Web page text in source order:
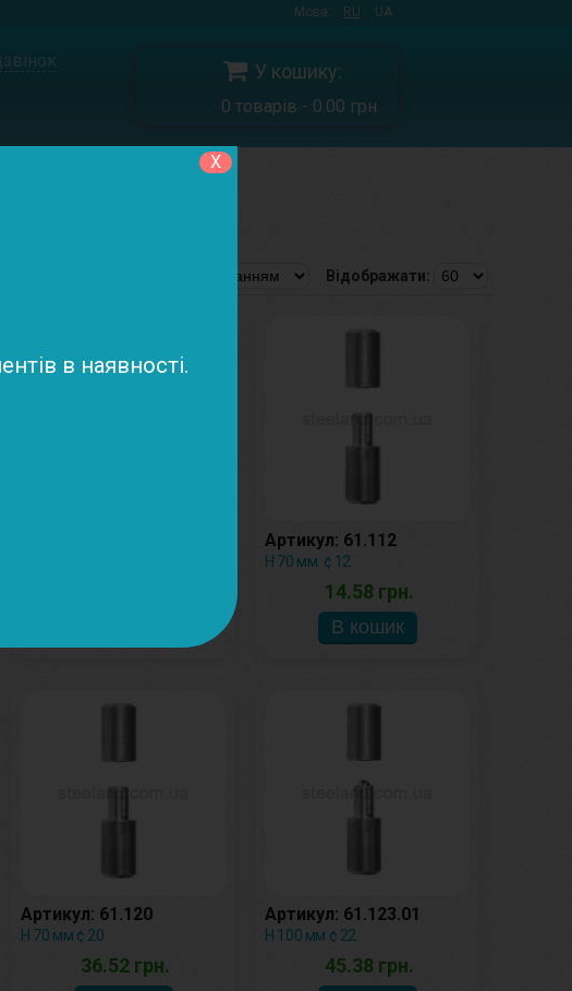
Мова: RU UA
У кошику:
0 товарів - 0.00 грн.
Відображати:
Артикул: 61.112
Н 70 мм. ¢ 12
14.58 грн.
Артикул: 61.120
Н 70 мм ¢ 20
36.52 грн.
Артикул: 61.123.01
Н 100 мм ¢ 22
45.38 грн.
X
в наявності.